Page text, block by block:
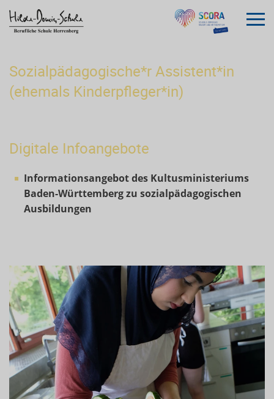
Sozialpädagogische*r Assistent*in
(ehemals Kinderpfleger*in)
Digitale Infoangebote
Informationsangebot des Kultusministeriums
Baden-Württemberg zu sozialpädagogischen
Ausbildungen